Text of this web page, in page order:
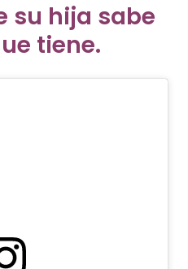
su hija sabe
tiene.